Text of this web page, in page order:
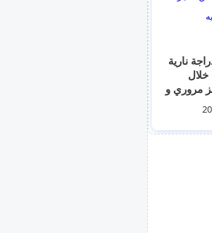
نارية
مروري و